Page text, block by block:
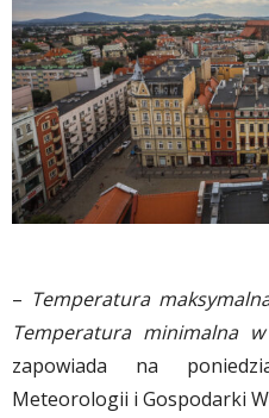
– Temperatura
Temperatura minimalna
zapowiada na
Meteorologii i Gospodarki